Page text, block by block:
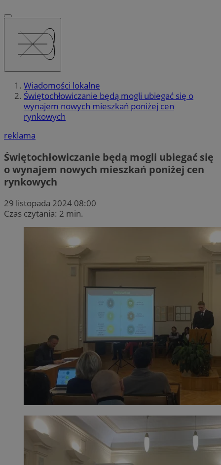
Wiadomości lokalne
Świętochłowiczanie będą mogli ubiegać się o
wynajem nowych mieszkań poniżej cen
rynkowych
reklama
Świętochłowiczanie będą mogli ubiegać się
o wynajem nowych mieszkań poniżej cen
rynkowych
29 listopada 2024 08:00
Czas czytania: 2 min.